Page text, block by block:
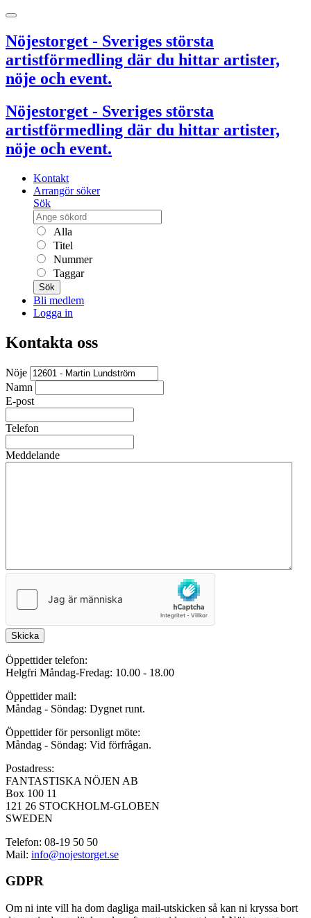
Nöjestorget - Sveriges största
artistförmedling där du hittar artister,
nöje och event.
Nöjestorget - Sveriges största
artistförmedling där du hittar artister,
nöje och event.
Kontakt
Arrangör söker
Sök
Alla
Titel
Nummer
Taggar
Sök
Bli medlem
Logga in
Kontakta oss
Nöje
Namn
E-post
Telefon
Meddelande
Skicka
Öppettider telefon:
Helgfri Måndag-Fredag: 10.00 - 18.00
Öppettider mail:
Måndag - Söndag: Dygnet runt.
Öppettider för personligt möte:
Måndag - Söndag: Vid förfrågan.
Postadress:
FANTASTISKA NÖJEN AB
Box 100 11
121 26 STOCKHOLM-GLOBEN
SWEDEN
Telefon: 08-19 50 50
Mail: info@nojestorget.se
GDPR
Om ni inte vill ha dom dagliga mail-utskicken så kan ni kryssa bort